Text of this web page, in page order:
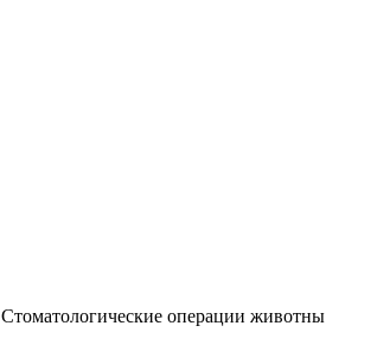
Стоматологические операции животны